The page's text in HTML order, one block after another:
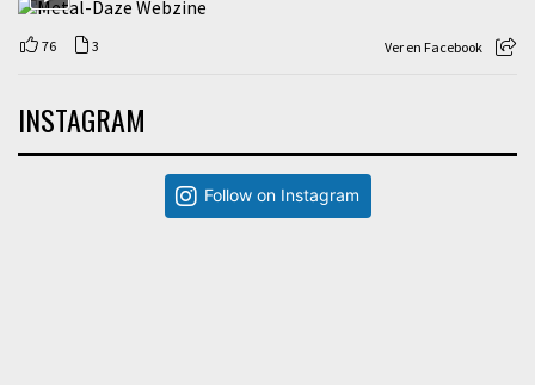
76 3 Ver en Facebook
INSTAGRAM
Follow on Instagram